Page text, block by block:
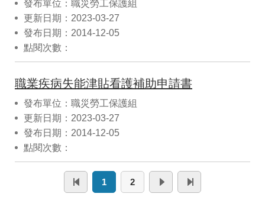
發布單位：職災勞工保護組
更新日期：2023-03-27
發布日期：2014-12-05
點閱次數：
職業疾病失能津貼看護補助申請書
發布單位：職災勞工保護組
更新日期：2023-03-27
發布日期：2014-12-05
點閱次數：
1 2